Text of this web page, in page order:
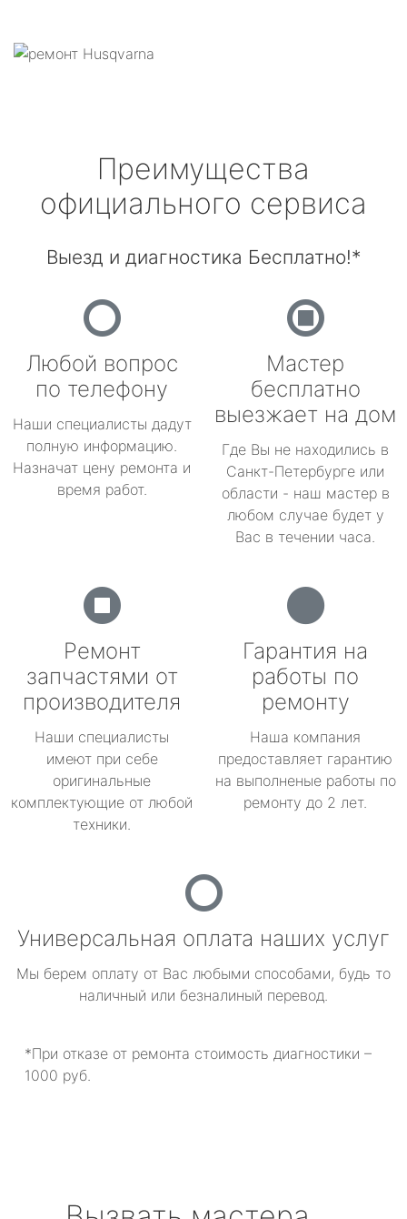
Преимущества
официального сервиса
Выезд и диагностика Бесплатно!*
Любой вопрос
по телефону
Наши специалисты дадут
полную информацию.
Назначат цену ремонта и
время работ.
Мастер
бесплатно
выезжает на дом
Где Вы не находились в
Санкт-Петербурге или
области - наш мастер в
любом случае будет у
Вас в течении часа.
Ремонт
запчастями от
производителя
Наши специалисты
имеют при себе
оригинальные
комплектующие от любой
техники.
Гарантия на
работы по
ремонту
Наша компания
предоставляет гарантию
на выполненые работы по
ремонту до 2 лет.
Универсальная оплата наших услуг
Мы берем оплату от Вас любыми способами, будь то
наличный или безналиный перевод.
*При отказе от ремонта стоимость диагностики –
1000 руб.